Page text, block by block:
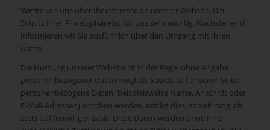
Wir freuen uns über Ihr interesse an unserer Website. Der
Schutz ihrer Privatsphäre ist für uns sehr wichtig. Nachstehend
informieren wir Sie ausführlich über den Umgang mit Ihren
Daten.
Die Nutzung unserer Website ist in der Regel ohne Angabe
personenbezogener Daten möglich. Soweit auf unseren Seiten
personenbezogene Daten (beispielsweise Name, Anschrift oder
E-Mail-Adressen) erhoben werden, erfolgt dies, soweit möglich,
stets auf freiwilliger Basis. Diese Daten werden ohne Ihre